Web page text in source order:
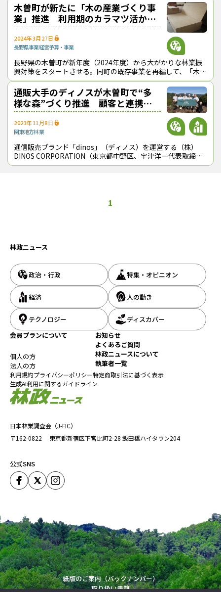
木曽町が新たに「木の産業づくり事
業」推進 利用期のカラマツ活か
し、一大産地目指す
2024年3月27日
長野県事業経営予算・事業
長野県の木曽町が新年度（2024年度）から大がかりな林業振
興対策をスタートさせる。同町の既存事業を再編して、「木の
産業づくり事業」を創設し、川上から川下までをカバーする総
合的なプロジェクトを展開する
通販大手のディノスが木曽町で“多
様な森”づくり推進 顧客と連携、
国産材家具も拡充へ
2023年11月8日
関東地方林業
通信販売ブランド「dinos」（ディノス）を運営する（株）
DINOS CORPORATION（東京都中野区、宇津洋一代表取締役
社長）と長野県の木曽町（原久仁男市長）は、森林保全を通じ
1
日本林業調査会（J-FIC）
〒162-0822
東京都新宿区下宮比町2-28 飯田橋ハイタウン204
公式SNS
林政ニュース
政治・行政 特集・オピニオン
経済 人の動き
テクノロジー
ディスカバー
会員プランについて
個人の方
法人の方
お知らせ
よくあるご質問
林政ニュースについて
執筆者一覧
利用規約プライバシーポリシー特定商取引法に基づく表示
生成AI利用に関するガイドライン
紙版のご案内（バックナンバー）
取り扱い書籍